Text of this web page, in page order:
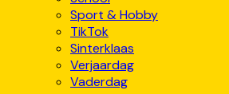
Sport & Hobby
TikTok
Sinterklaas
Verjaardag
Vaderdag